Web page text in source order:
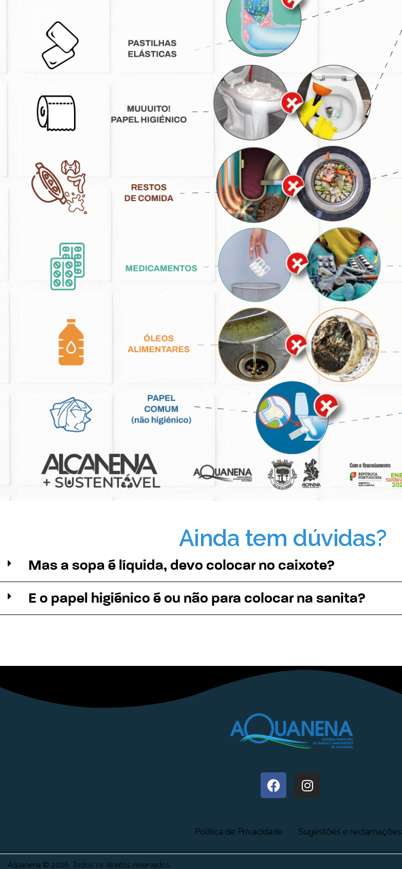
Ainda tem dúvidas?
Mas a sopa é líquida, devo colocar no caixote?
E o papel higiénico é ou não para colocar na sanita?
Política de Privacidade Sugestões e reclamações
Aquanena © 2026. Todos os direitos reservados.